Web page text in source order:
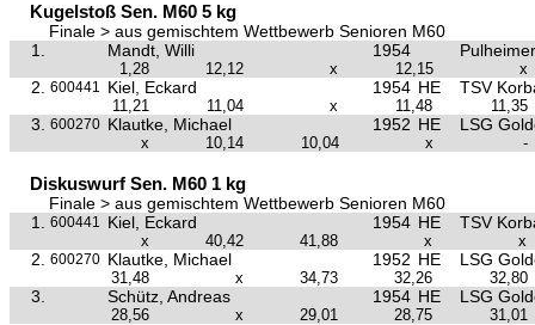
Kugelstoß Sen. M60 5 kg
Finale > aus gemischtem Wettbewerb Senioren M60
1.
Mandt, Willi 1954
1,28 12,12 x 12,15 x
2. 600441 Kiel, Eckard 1954 HE TSV
11,21 11,04 x 11,48 11,35
3. 600270 Klautke, Michael 1952 HE LSG
x 10,14 10,04 x -
Diskuswurf Sen. M60 1 kg
Finale > aus gemischtem Wettbewerb Senioren M60
1.
600441 Kiel, Eckard 1954 HE TSV
x 40,42 41,88 x x
2. 600270 Klautke, Michael 1952 HE LSG
31,48 x 34,73 32,26 32,80
3. Schütz, Andreas 1954 HE LSG
28,56 x 29,01 28,75 31,01